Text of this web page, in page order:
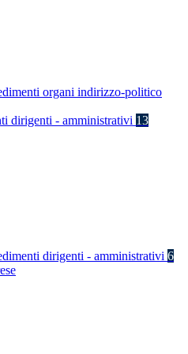
organi indirizzo-politico
dirigenti - amministrativi 13
dirigenti - amministrativi 6